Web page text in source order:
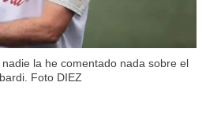
la he comentado nada sobre el
Foto DIEZ